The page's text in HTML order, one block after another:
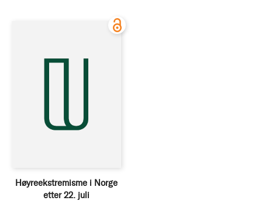
Høyreekstremisme i Norge
etter 22. juli